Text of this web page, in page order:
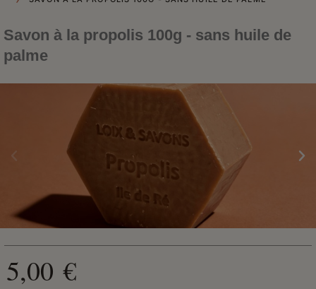
Savon à la propolis 100g - sans huile de
palme
5,00 €